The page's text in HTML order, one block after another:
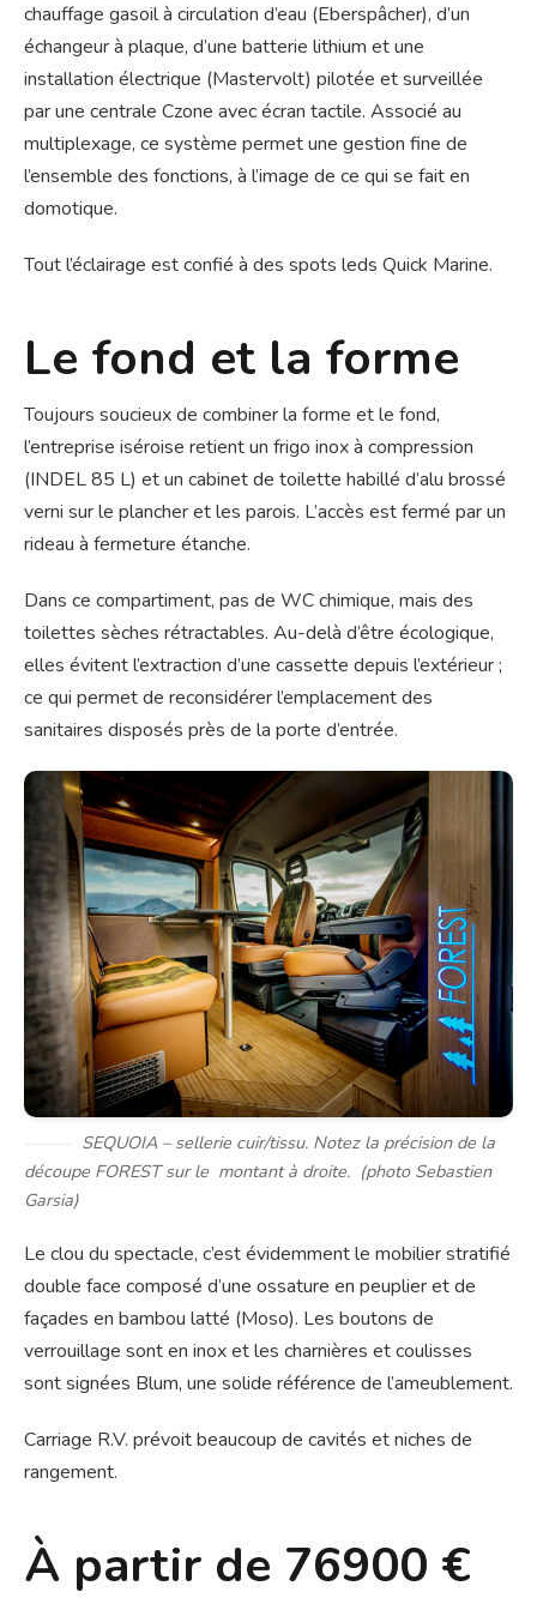
chauffage gasoil à circulation d’eau (Eberspâcher), d’un
échangeur à plaque, d’une batterie lithium et une
installation électrique (Mastervolt) pilotée et surveillée
par une centrale Czone avec écran tactile. Associé au
multiplexage, ce système permet une gestion fine de
l’ensemble des fonctions, à l’image de ce qui se fait en
domotique.
Tout l’éclairage est confié à des spots leds Quick Marine.
Le fond et la forme
Toujours soucieux de combiner la forme et le fond,
l’entreprise iséroise retient un frigo inox à compression
(INDEL 85 L) et un cabinet de toilette habillé d’alu brossé
verni sur le plancher et les parois. L’accès est fermé par un
rideau à fermeture étanche.
Dans ce compartiment, pas de WC chimique, mais des
toilettes sèches rétractables. Au-delà d’être écologique,
elles évitent l’extraction d’une cassette depuis l’extérieur ;
ce qui permet de reconsidérer l’emplacement des
sanitaires disposés près de la porte d’entrée.
SEQUOIA – sellerie cuir/tissu. Notez la précision de la
découpe FOREST sur le montant à droite. (photo Sebastien
Garsia)
Le clou du spectacle, c’est évidemment le mobilier stratifié
double face composé d’une ossature en peuplier et de
façades en bambou latté (Moso). Les boutons de
verrouillage sont en inox et les charnières et coulisses
sont signées Blum, une solide référence de l’ameublement.
Carriage R.V. prévoit beaucoup de cavités et niches de
rangement.
À partir de 76900 €